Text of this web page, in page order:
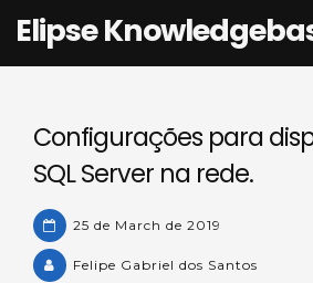
Elipse
Configurações para
SQL Server na rede.
25 de March de 2019
Felipe Gabriel dos Santos